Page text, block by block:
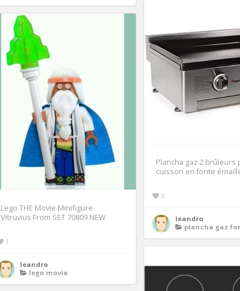
Plancha gaz 2 brûleurs
cuisson en fonte
3
leandro
plancha gaz
Lego THE Movie Minifigure
Vitruvius From SET 70809 NEW
1
leandro
lego movie